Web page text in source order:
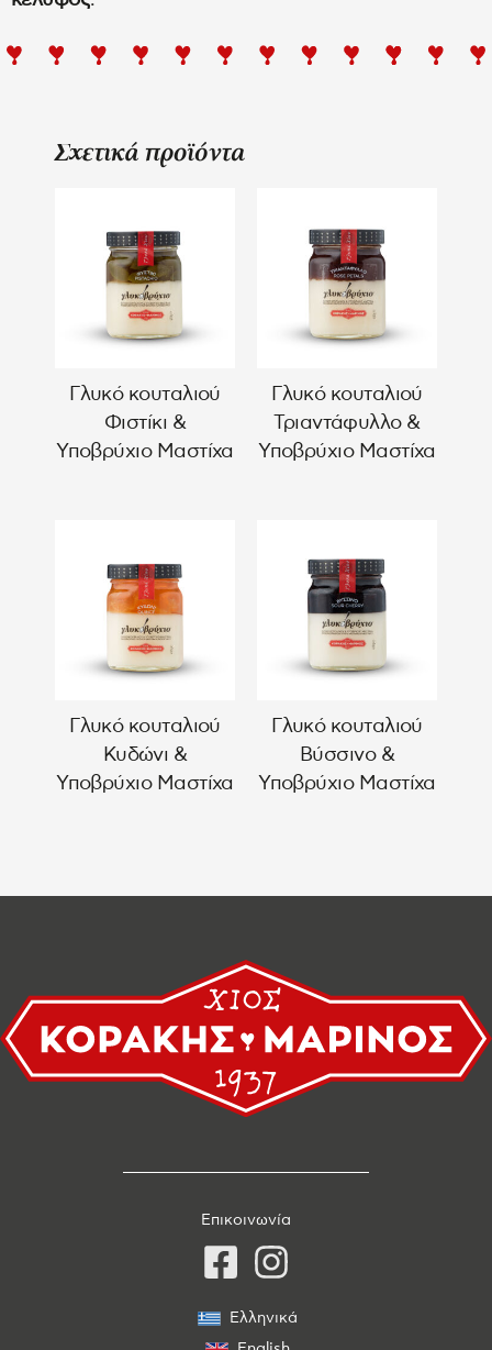
Σχετικά προϊόντα
Γλυκό κουταλιού
Φιστίκι &
Υποβρύχιο Μαστίχα
Γλυκό κουταλιού
Τριαντάφυλλο &
Υποβρύχιο Μαστίχα
Γλυκό κουταλιού
Κυδώνι &
Υποβρύχιο Μαστίχα
Γλυκό κουταλιού
Βύσσινο &
Υποβρύχιο Μαστίχα
Επικοινωνία
Ελληνικά